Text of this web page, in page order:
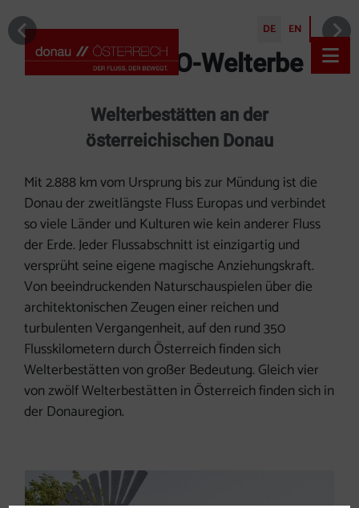
Inhalt [1]
Navigation [2] DE EN
vorheriges Element
UNESCO-Welterbe
Welterbestätten an der
österreichischen Donau
Mit 2.888 km vom Ursprung bis zur Mündung ist die
Donau der zweitlängste Fluss Europas und verbindet
so viele Länder und Kulturen wie kein anderer Fluss
der Erde. Jeder Flussabschnitt ist einzigartig und
versprüht seine eigene magische Anziehungskraft.
Von beeindruckenden Naturschauspielen über die
architektonischen Zeugen einer reichen und
turbulenten Vergangenheit, auf den rund 350
Flusskilometern durch Österreich finden sich
Welterbestätten von großer Bedeutung. Gleich vier
von zwölf Welterbestätten in Österreich finden sich in
der Donauregion.